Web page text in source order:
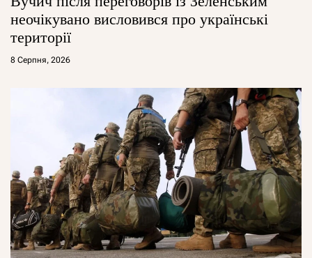
неочікувано висловився про українські
території
8 Серпня, 2026